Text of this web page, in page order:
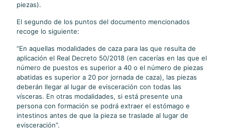
piezas).
El segundo de los puntos del documento mencionados
recoge lo siguiente:
“En aquellas modalidades de caza para las que resulta de
aplicación el Real Decreto 50/2018 (en cacerías en las que el
número de puestos es superior a 40 o el número de piezas
abatidas es superior a 20 por jornada de caza), las piezas
deberán llegar al lugar de evisceración con todas las
vísceras. En otras modalidades, si está presente una
persona con formación se podrá extraer el estómago e
intestinos antes de que la pieza se traslade al lugar de
evisceración”.